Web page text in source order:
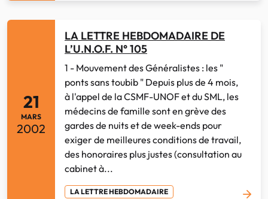
21
MARS
2002
LA LETTRE HEBDOMADAIRE DE
L’U.N.O.F. N° 105
1 - Mouvement des Généralistes : les "
ponts sans toubib " Depuis plus de 4 mois,
à l'appel de la CSMF-UNOF et du SML, les
médecins de famille sont en grève des
gardes de nuits et de week-ends pour
exiger de meilleures conditions de travail,
des honoraires plus justes (consultation au
cabinet à...
LA LETTRE HEBDOMADAIRE